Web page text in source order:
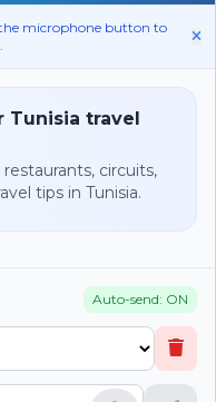
microphone button to
Tunisia travel
circuits,
tips in Tunisia.
Auto-send: ON